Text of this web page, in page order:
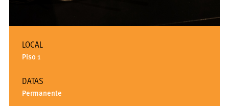
LOCAL
Piso 1
DATAS
Permanente